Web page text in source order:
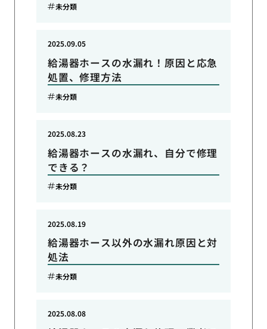
未分類
給湯器ホースの水漏れ！原因と応急
処置、修理方法
2025.09.05
未分類
給湯器ホースの水漏れ、自分で修理
できる？
2025.08.23
未分類
給湯器ホース以外の水漏れ原因と対
処法
2025.08.19
未分類
2025.08.08